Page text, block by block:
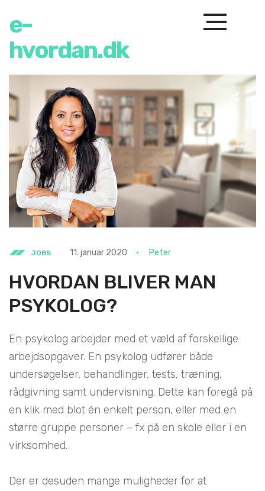
e-
hvordan.dk
JOBS 11. januar 2020 Peter
HVORDAN BLIVER MAN
PSYKOLOG?
En psykolog arbejder med et væld af forskellige
arbejdsopgaver. En psykolog udfører både
undersøgelser, behandlinger, tests, træning,
rådgivning samt undervisning. Dette kan foregå på
en klik med blot én enkelt person, eller med en
større gruppe personer – fx på en skole eller i en
virksomhed.
Der er desuden mange muligheder for at